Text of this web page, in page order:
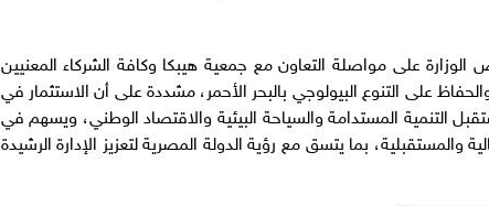
على مواصلة التعاون مع جمعية هيبكا وكافة الشركاء المعنيين
على التنوع البيولوجي بالبحر الأحمر، مشددة على أن الاستثمار في
التنمية المستدامة والسياحة البيئية والاقتصاد الوطني، ويسهم في
بما يتسق مع رؤية الدولة المصرية لتعزيز الإدارة الرشيدة